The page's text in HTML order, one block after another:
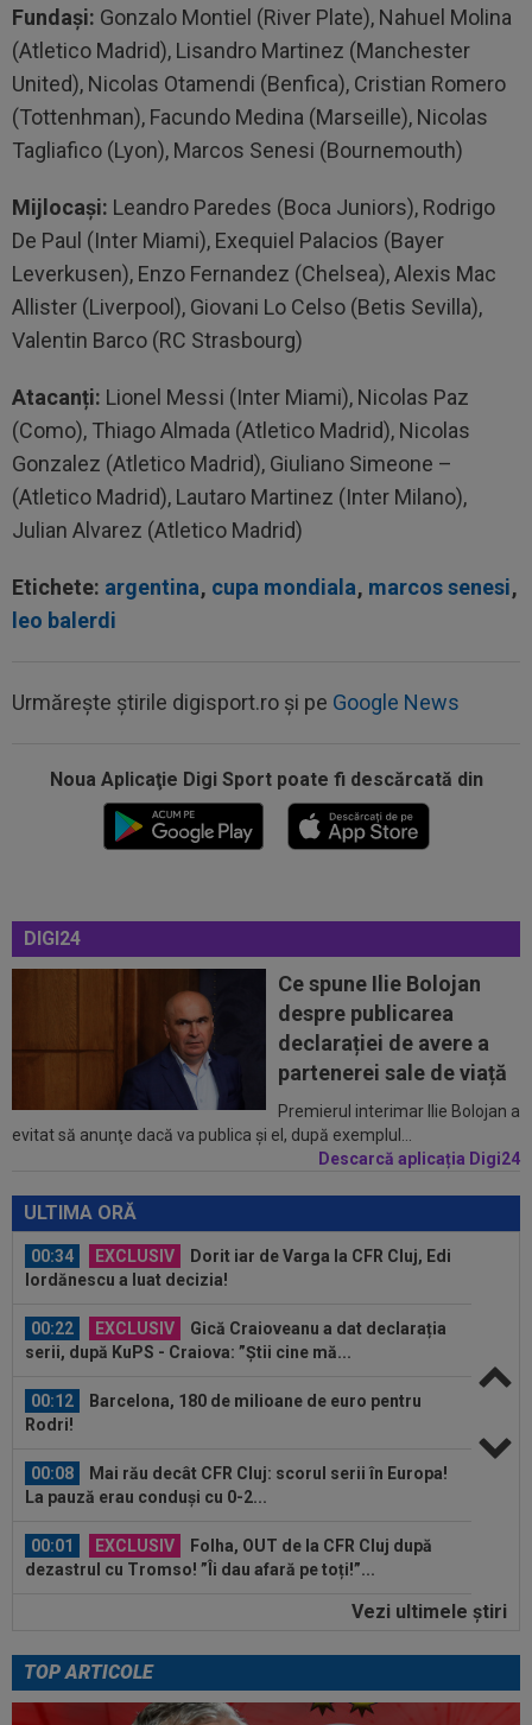
Fundași: Gonzalo Montiel (River Plate), Nahuel Molina
(Atletico Madrid), Lisandro Martinez (Manchester
United), Nicolas Otamendi (Benfica), Cristian Romero
(Tottenhman), Facundo Medina (Marseille), Nicolas
Tagliafico (Lyon), Marcos Senesi (Bournemouth)
Mijlocași: Leandro Paredes (Boca Juniors), Rodrigo
De Paul (Inter Miami), Exequiel Palacios (Bayer
Leverkusen), Enzo Fernandez (Chelsea), Alexis Mac
Allister (Liverpool), Giovani Lo Celso (Betis Sevilla),
Valentin Barco (RC Strasbourg)
Atacanți: Lionel Messi (Inter Miami), Nicolas Paz
(Como), Thiago Almada (Atletico Madrid), Nicolas
Gonzalez (Atletico Madrid), Giuliano Simeone –
(Atletico Madrid), Lautaro Martinez (Inter Milano),
Julian Alvarez (Atletico Madrid)
Etichete: argentina, cupa mondiala, marcos senesi,
leo balerdi
Urmărește știrile digisport.ro și pe Google News
Noua Aplicaţie Digi Sport poate fi descărcată din
DIGI24
Ce spune Ilie Bolojan
despre publicarea
declarației de avere a
partenerei sale de viață
Premierul interimar Ilie Bolojan a
evitat să anunţe dacă va publica şi el, după exemplul...
Descarcă aplicația Digi24
ULTIMA ORĂ
serii, după KuPS - Craiova: ”Știi cine mă...
Barcelona, 180 de milioane de euro pentru
La pauză erau conduși cu 0-2...
00:01 EXCLUSIV
Folha, OUT de la CFR Cluj după
dezastrul cu Tromso! ”Îi dau afară pe toți!”...
EXCLUSIV
Gigi Becali: ”Am vândut un jucător
pe 3.000.000 €”
00:43 EXCLUSIV
Lovitură de proporții: Ioan Varga,
gata să renunțe la CFR și să preia alt club...
Mihai Stoica. E prima oară când o zic”
00:34 EXCLUSIV
Dorit iar de Varga la CFR Cluj, Edi
Iordănescu a luat decizia!
00:22 EXCLUSIV
Gică Craioveanu a dat declarația
serii, după KuPS - Craiova: ”Știi cine mă...
00:12
Barcelona, 180 de milioane de euro pentru
Rodri!
00:08
Mai rău decât CFR Cluj: scorul serii în Europa!
La pauză erau conduși cu 0-2...
00:01 EXCLUSIV
Folha, OUT de la CFR Cluj după
dezastrul cu Tromso! ”Îi dau afară pe toți!”...
Gigi Becali: ”Am vândut un jucător
00:43 EXCLUSIV
Lovitură de proporții: Ioan Varga,
gata să renunțe la CFR și să preia alt club...
Vezi ultimele ştiri
TOP ARTICOLE